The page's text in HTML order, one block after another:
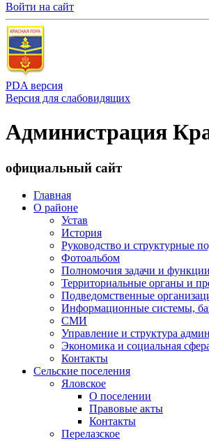
Войти на сайт
PDA версия
Версия для слабовидящих
Администрация
официальный сайт
Главная
О районе
Устав
История
Руководство и структурные
Фотоальбом
Полномочия задачи и функции
Территориальные органы и
Подведомственные
Информационные системы,
СМИ
Управление и структура
Экономика и социальная
Контакты
Сельские поселения
Яловское
О поселении
Правовые акты
Контакты
Перелазское